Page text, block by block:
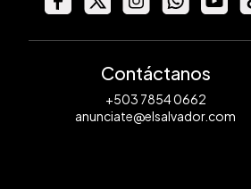
Contáctanos
+503 7854 0662
anunciate@elsalvador.com